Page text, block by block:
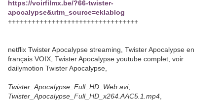
https://voirfilmx.be/?66-twister-
apocalypse&utm_source=eklablog
+++++++++++++++++++++++++++++++++
netflix Twister Apocalypse streaming, Twister Apocalypse en
français VOIX, Twister Apocalypse youtube complet, voir
dailymotion Twister Apocalypse,
Twister_Apocalypse_Full_HD_Web.avi,
Twister_Apocalypse_Full_HD_x264.AAC5.1.mp4